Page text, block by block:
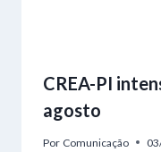
CREA-PI
agosto
Por Comunicação